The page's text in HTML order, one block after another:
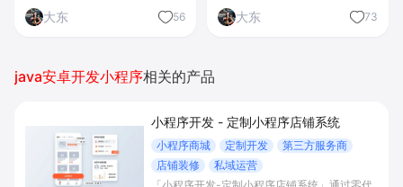
大东
56 大东 73
java安卓开发小程序相关的产品
小程序开发 - 定制小程序店铺系统
小程序商城 定制开发
第三方服务商
店铺装修
私域运营